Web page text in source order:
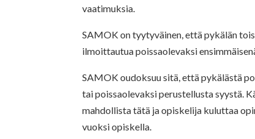
vaatimuksia.
SAMOK on tyytyväinen, että pykälän
ilmoittautua poissaolevaksi
SAMOK oudoksuu sitä, että pykälästä
tai poissaolevaksi perustellusta syystä.
mahdollista tätä ja opiskelija kuluttaa
vuoksi opiskella.